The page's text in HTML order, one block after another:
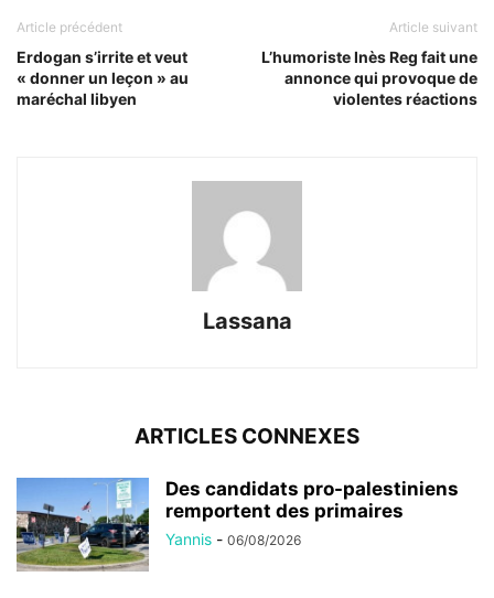
Article précédent
Erdogan s’irrite et veut
« donner un leçon » au
maréchal libyen
Article suivant
L’humoriste Inès Reg fait une
annonce qui provoque de
violentes réactions
Lassana
ARTICLES CONNEXES
Des candidats pro-palestiniens
remportent des primaires
Yannis - 06/08/2026